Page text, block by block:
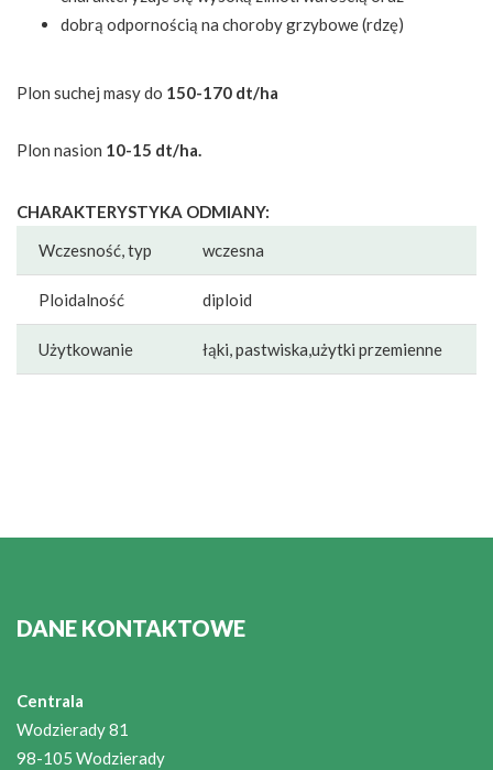
dobrą odpornością na choroby grzybowe (rdzę)
Plon suchej masy do 150-170 dt/ha
Plon nasion 10-15 dt/ha.
CHARAKTERYSTYKA ODMIANY:
Wczesność, typ
wczesna
Ploidalność diploid
Użytkowanie łąki, pastwiska,użytki przemienne
DANE KONTAKTOWE
Centrala
Wodzierady 81
98-105 Wodzierady